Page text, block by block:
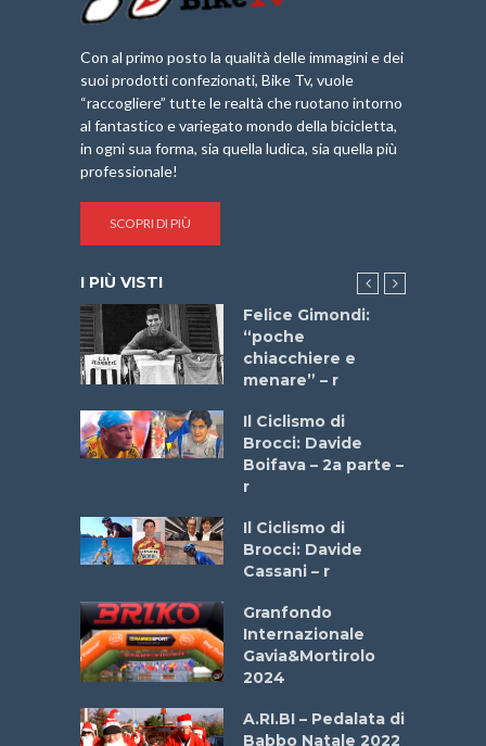
Con al primo posto la qualità delle immagini e dei
suoi prodotti confezionati, Bike Tv, vuole
“raccogliere” tutte le realtà che ruotano intorno
al fantastico e variegato mondo della bicicletta,
in ogni sua forma, sia quella ludica, sia quella più
professionale!
SCOPRI DI PIÙ
I PIÙ VISTI
Felice Gimondi:
“poche
chiacchiere e
menare” – r
Il Ciclismo di
Brocci: Davide
Boifava – 2a parte –
r
Il Ciclismo di
Brocci: Davide
Cassani – r
Granfondo
Internazionale
Gavia&Mortirolo
2024
A.RI.BI – Pedalata di
Babbo Natale 2022